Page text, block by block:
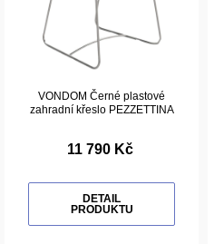
VONDOM Černé plastové
zahradní křeslo PEZZETTINA
11 790 Kč
DETAIL
PRODUKTU